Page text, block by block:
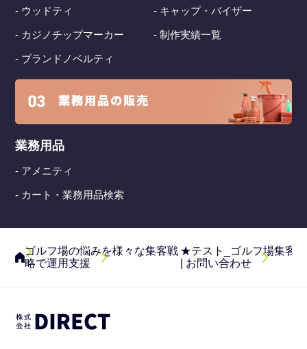
- ウッドティ - キャップ・バイザー
- カジノチップマーカー - 制作実績一覧
- ブランドノベルティ
業務用品
- アメニティ
- カート・業務用品検索
ゴルフ場の悩みを様々な集客戦
略で運用支援
★テスト_ゴルフ場集客
| お問い合わせ